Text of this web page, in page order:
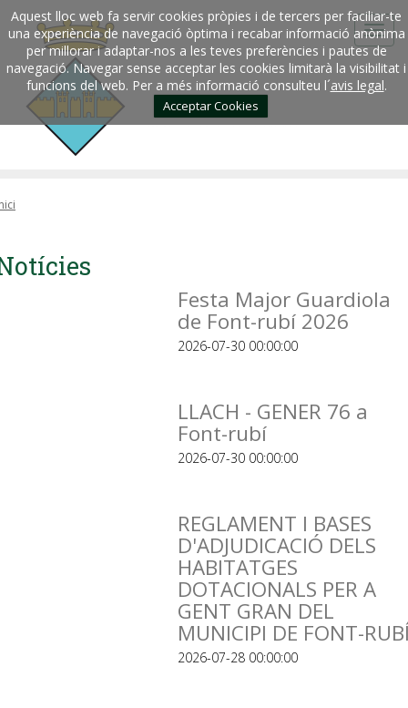
Aquest lloc web fa servir cookies pròpies i de tercers per faciliar-te
una experiència de navegació òptima i recabar informació anònima
per millorar i adaptar-nos a les teves preferències i pautes de
navegació. Navegar sense acceptar les cookies limitarà la visibilitat i
funcions del web. Per a més informació consulteu l´avis legal.
Acceptar Cookies
Festa Major Guardiola
de Font-rubí 2026
2026-07-30 00:00:00
LLACH - GENER 76 a
Font-rubí
2026-07-30 00:00:00
REGLAMENT I BASES
D'ADJUDICACIÓ DELS
HABITATGES
DOTACIONALS PER A
GENT GRAN DEL
MUNICIPI DE FONT-
2026-07-28 00:00:00